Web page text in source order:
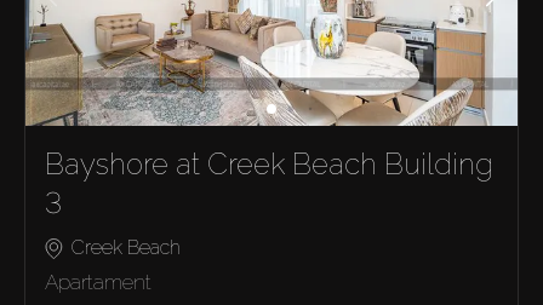
Bayshore at Creek Beach Building
3
Creek Beach
Apartament